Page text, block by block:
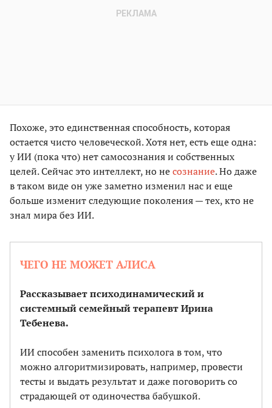
Похоже, это единственная способность, которая
остается чисто человеческой. Хотя нет, есть еще одна:
у ИИ (пока что) нет самосознания и собственных
целей. Сейчас это интеллект, но несознание. Но даже
в таком виде он уже заметно изменил нас и еще
больше изменит следующие поколения — тех, кто не
знал мира без ИИ.
ЧЕГО НЕ МОЖЕТ АЛИСА
Рассказывает психодинамический и
системный семейный терапевт Ирина
Тебенева.
ИИ способен заменить психолога в том, что
можно алгоритмизировать, например, провести
тесты и выдать результат и даже поговорить со
страдающей от одиночества бабушкой.